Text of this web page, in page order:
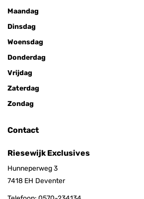
Maandag
Dinsdag
Woensdag
Donderdag
Vrijdag
Zaterdag
Zondag
Contact
Riesewijk Exclusives
Hunneperweg 3
7418 EH Deventer